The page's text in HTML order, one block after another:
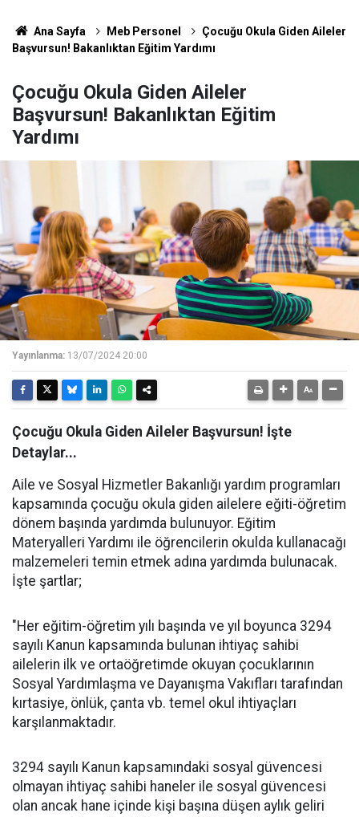
Ana Sayfa Meb Personel
Çocuğu Okula Giden Aileler
Başvursun! Bakanlıktan Eğitim Yardımı
Çocuğu Okula Giden Aileler
Başvursun! Bakanlıktan Eğitim
Yardımı
Yayınlanma: 13/07/2024 20:00
Çocuğu Okula Giden Aileler Başvursun! İşte
Detaylar...
Aile ve Sosyal Hizmetler Bakanlığı yardım programları
kapsamında çocuğu okula giden ailelere eğiti-öğretim
dönem başında yardımda bulunuyor. Eğitim
Materyalleri Yardımı ile öğrencilerin okulda kullanacağı
malzemeleri temin etmek adına yardımda bulunacak.
İşte şartlar;
"Her eğitim-öğretim yılı başında ve yıl boyunca 3294
sayılı Kanun kapsamında bulunan ihtiyaç sahibi
ailelerin ilk ve ortaöğretimde okuyan çocuklarının
Sosyal Yardımlaşma ve Dayanışma Vakıfları tarafından
kırtasiye, önlük, çanta vb. temel okul ihtiyaçları
karşılanmaktadır.
3294 sayılı Kanun kapsamındaki sosyal güvencesi
olmayan ihtiyaç sahibi haneler ile sosyal güvencesi
olan ancak hane içinde kişi başına düşen aylık geliri